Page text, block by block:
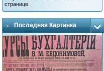
странице.
Последняя Картинка